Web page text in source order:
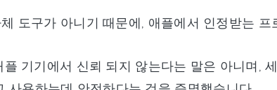
도구가 아니기 때문에, 애플에서 인정받는 프
플 기기에서 신뢰 되지 않는다는 말은 아니며,